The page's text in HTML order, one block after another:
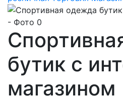
бутик с
магазином